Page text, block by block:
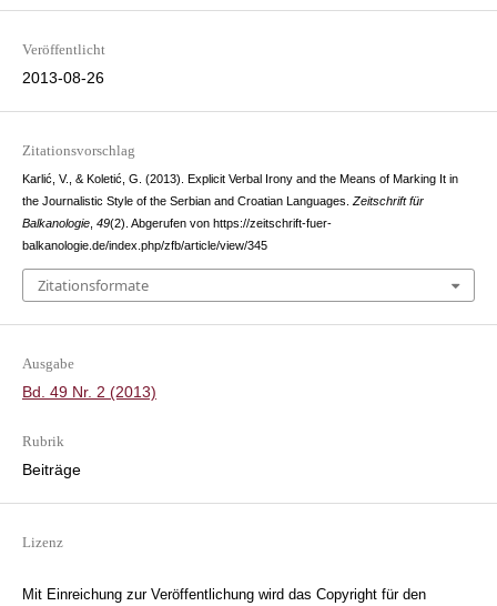
Veröffentlicht
2013-08-26
Zitationsvorschlag
Karlić, V., & Koletić, G. (2013). Explicit Verbal Irony and the Means of Marking It in
the Journalistic Style of the Serbian and Croatian Languages. Zeitschrift für
Balkanologie, 49(2). Abgerufen von https://zeitschrift-fuer-
balkanologie.de/index.php/zfb/article/view/345
Zitationsformate
Ausgabe
Bd. 49 Nr. 2 (2013)
Rubrik
Beiträge
Lizenz
Mit Einreichung zur Veröffentlichung wird das Copyright für den